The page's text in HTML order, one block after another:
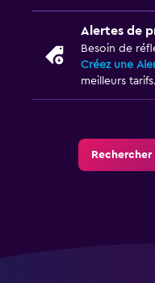
Alertes de
Besoin de
Créez une
meilleurs tarifs.